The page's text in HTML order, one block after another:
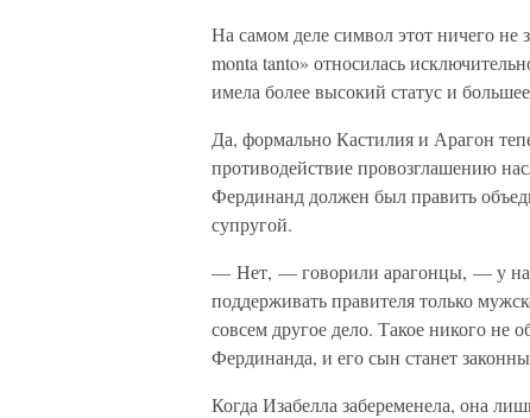
На самом деле символ этот ничего не
monta tanto» относилась
имела более высокий статус и
Да, формально Кастилия и Арагон
противодействие провозглашению
Фердинанд должен был править
супругой.
— Нет, — говорили арагонцы, — у
поддерживать правителя только
совсем другое дело. Такое никого не
Фердинанда, и его сын станет
Когда Изабелла забеременела, она